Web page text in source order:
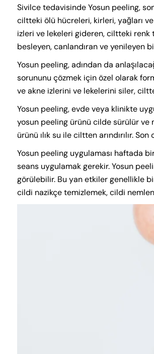
Sivilce tedavisinde Yosun peeling,
ciltteki ölü hücreleri, kirleri, yağları
izleri ve lekeleri gideren, ciltteki
besleyen, canlandıran ve yenileyen
Yosun peeling, adından da
sorununu çözmek için özel olarak
ve akne izlerini ve lekelerini siler,
Yosun peeling, evde veya klinikte
yosun peeling ürünü cilde sürülür ve
ürünü ılık su ile ciltten arındırılır.
Yosun peeling uygulaması haftada
seans uygulamak gerekir. Yosun
görülebilir. Bu yan etkiler genellikle
cildi nazikçe temizlemek, cildi